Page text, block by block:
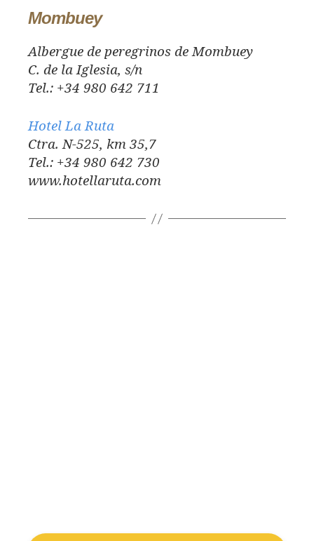
Mombuey
Albergue de peregrinos de Mombuey
C. de la Iglesia, s/n
Tel.: +34 980 642 711
Hotel La Ruta
Ctra. N-525, km 35,7
Tel.: +34 980 642 730
www.hotellaruta.com